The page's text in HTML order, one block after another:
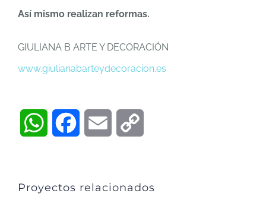
Así mismo realizan reformas.
GIULIANA B ARTE Y DECORACIÓN
www.giulianabarteydecoracion.es
WhatsAppFacebookEmail
Proyectos relacionados